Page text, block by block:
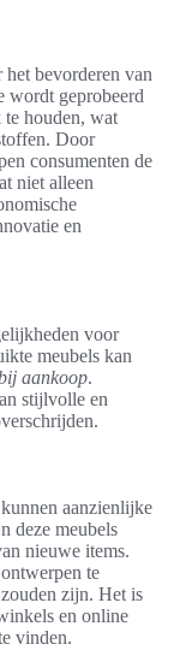
het bevorderen van
wordt geprobeerd
houden, wat
Door
consumenten de
niet alleen
en
voor
meubels kan
aankoop.
stijlvolle en
aanzienlijke
deze meubels
nieuwe items.
te
zijn. Het is
en online
vinden.